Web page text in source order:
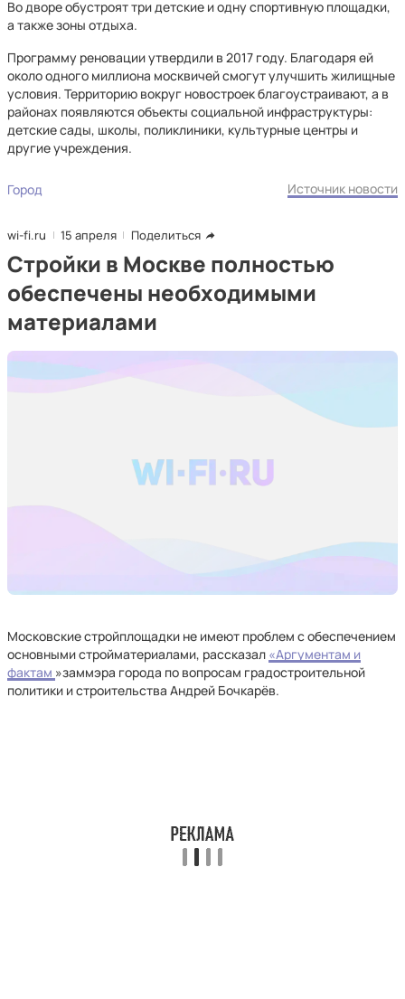
Во дворе обустроят три детские и одну спортивную площадки,
а также зоны отдыха.
Программу реновации утвердили в 2017 году. Благодаря ей
около одного миллиона москвичей смогут улучшить жилищные
условия. Территорию вокруг новостроек благоустраивают, а в
районах появляются объекты социальной инфраструктуры:
детские сады, школы, поликлиники, культурные центры и
другие учреждения.
Город Источник новости
wi-fi.ru 15 апреля Поделиться
Стройки в Москве полностью
обеспечены необходимыми
материалами
Московские стройплощадки не имеют проблем с обеспечением
основными стройматериалами, рассказал «Аргументам и
фактам »заммэра города по вопросам градостроительной
политики и строительства Андрей Бочкарёв.